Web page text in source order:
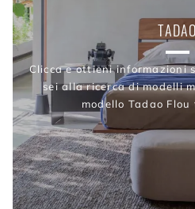
TADAO
Clicca e ottieni informazioni
sei alla ricerca di modelli
modello Tadao